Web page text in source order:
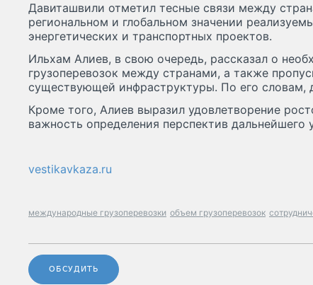
Давиташвили отметил тесные связи между
региональном и глобальном значении
энергетических и транспортных проектов.
Ильхам Алиев, в свою очередь, рассказал о
грузоперевозок между странами, а также
существующей инфраструктуры. По его словам,
Кроме того, Алиев выразил удовлетворение
важность определения перспектив дальнейшего
vestikavkaza.ru
международные грузоперевозки объем грузоперевозок
ОБСУДИТЬ